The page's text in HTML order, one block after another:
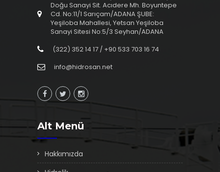
Doğu Sanayi Sit. Acıdere Mh. Boyuntepe
Cd. No:11/1 Sarıçam/ADANA ŞUBE:
Yeşiloba Mahallesi, Yetsan Yeşiloba
Sanayi Sitesi No:5/3 Seyhan/ADANA
(322) 352 14 17 / +90 533 703 16 74
info@hidrosan.net
Alt Menü
Hakkımızda